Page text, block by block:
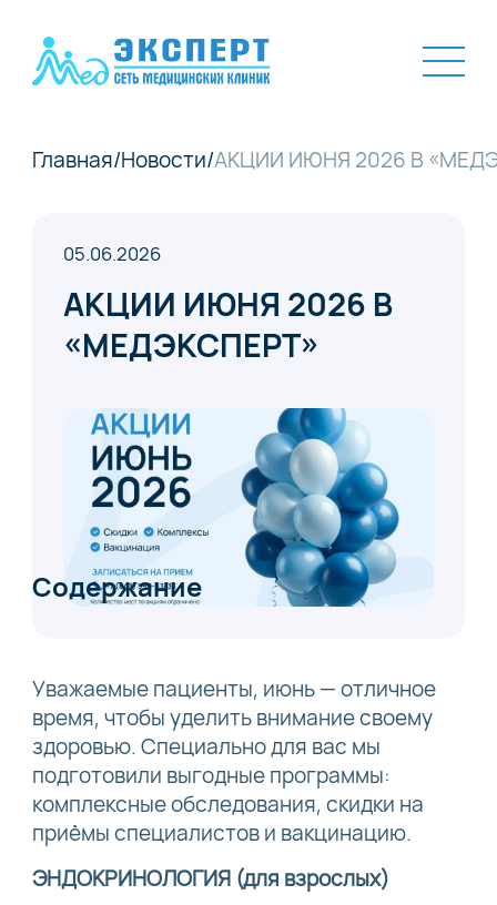
Главная/Новости/АКЦИИ ИЮНЯ 2026 В
05.06.2026
АКЦИИ ИЮНЯ 2026 В
«МЕДЭКСПЕРТ»
Содержание
Уважаемые пациенты, июнь — отличное
время, чтобы уделить внимание своему
здоровью. Специально для вас мы
подготовили выгодные программы:
комплексные обследования, скидки на
приёмы специалистов и вакцинацию.
ЭНДОКРИНОЛОГИЯ (для взрослых)